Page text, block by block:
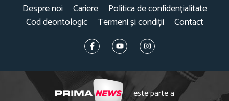
Despre noi Cariere
Politica de confidențialitate
Cod deontologic
Termeni și condiții Contact
este parte a